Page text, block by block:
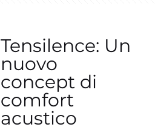
Tensilence: Un
nuovo
concept di
comfort
acustico